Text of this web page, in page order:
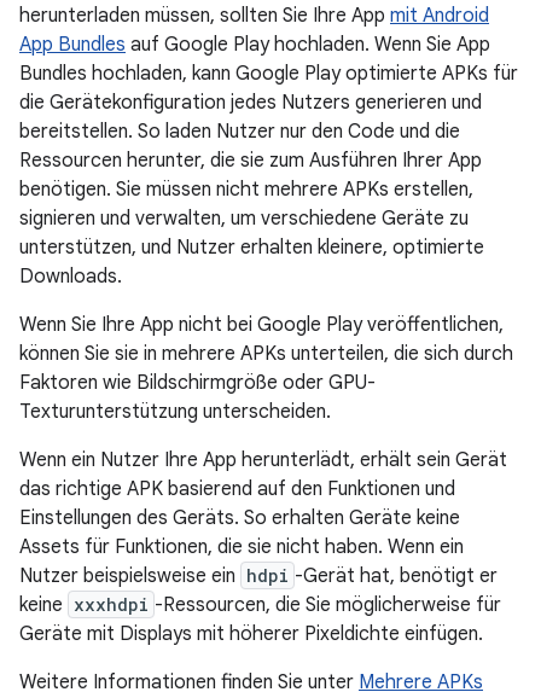
herunterladen müssen, sollten Sie Ihre App mit Android
App Bundles auf Google Play hochladen. Wenn Sie App
Bundles hochladen, kann Google Play optimierte APKs für
die Gerätekonfiguration jedes Nutzers generieren und
bereitstellen. So laden Nutzer nur den Code und die
Ressourcen herunter, die sie zum Ausführen Ihrer App
benötigen. Sie müssen nicht mehrere APKs erstellen,
signieren und verwalten, um verschiedene Geräte zu
unterstützen, und Nutzer erhalten kleinere, optimierte
Downloads.
Wenn Sie Ihre App nicht bei Google Play veröffentlichen,
können Sie sie in mehrere APKs unterteilen, die sich durch
Faktoren wie Bildschirmgröße oder GPU-
Texturunterstützung unterscheiden.
Wenn ein Nutzer Ihre App herunterlädt, erhält sein Gerät
das richtige APK basierend auf den Funktionen und
Einstellungen des Geräts. So erhalten Geräte keine
Assets für Funktionen, die sie nicht haben. Wenn ein
Nutzer beispielsweise ein hdpi -Gerät hat, benötigt er
keine xxxhdpi -Ressourcen, die Sie möglicherweise für
Geräte mit Displays mit höherer Pixeldichte einfügen.
Weitere Informationen finden Sie unter Mehrere APKs